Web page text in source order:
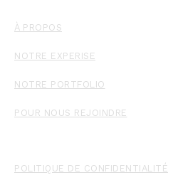
À PROPOS
NOTRE EXPERISE
NOTRE PORTFOLIO
POUR NOUS REJOINDRE
POLITIQUE DE CONFIDENTIALITÉ